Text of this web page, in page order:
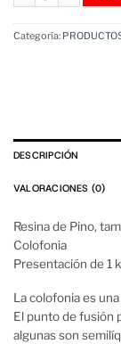
Categoría:
DESCRIPCIÓN
VALORACIONES (0)
Resina de Pino,
Colofonia
Presentación de 1
La colofonia es
El punto de fusión
algunas son